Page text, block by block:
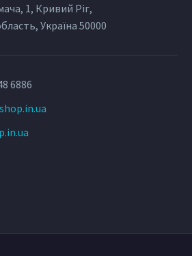
1, Кривий Ріг,
Україна 50000
6886